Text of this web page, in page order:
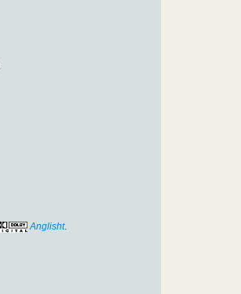
Anglisht.